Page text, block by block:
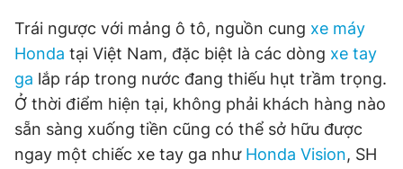
Thông tin tòa soạn Liên hệ quảng cáo
Trái ngược với mảng ô tô, nguồn cung xe máy
Honda tại Việt Nam, đặc biệt là các dòng xe tay
ga lắp ráp trong nước đang thiếu hụt trầm trọng.
Ở thời điểm hiện tại, không phải khách hàng nào
sẵn sàng xuống tiền cũng có thể sở hữu được
ngay một chiếc xe tay ga như Honda Vision, SH